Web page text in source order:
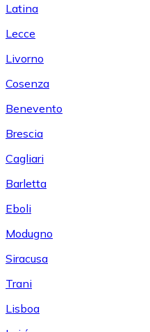
Latina
Lecce
Livorno
Cosenza
Benevento
Brescia
Cagliari
Barletta
Eboli
Modugno
Siracusa
Trani
Lisboa